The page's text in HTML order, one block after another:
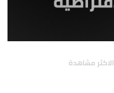
الاكثر مشاهدة